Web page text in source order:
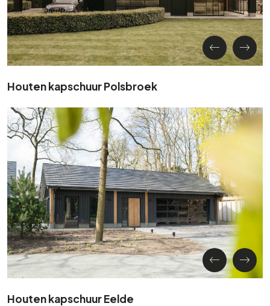
Houten kapschuur Polsbroek
Houten kapschuur Eelde